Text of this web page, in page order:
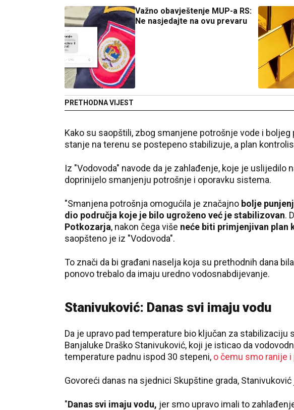
Važno obavještenje MUP-a RS:
Ne nasjedajte na ovu prevaru
PRETHODNA VIJEST
Kako su saopštili, zbog smanjene potrošnje vode i
stanje na terenu se postepeno stabilizuje, a plan
Iz "Vodovoda" navode da je zahlađenje, koje je uslijedilo
doprinijelo smanjenju potrošnje i oporavku sistema.
"Smanjena potrošnja omogućila je značajno bolje
dio područja koje je bilo ugroženo već je stabilizovan.
Potkozarja, nakon čega više neće biti primjenjivan plan
saopšteno je iz "Vodovoda".
To znači da bi građani naselja koja su prethodnih dana
ponovo trebalo da imaju uredno vodosnabdijevanje.
Stanivuković: Danas svi imaju vodu
Da je upravo pad temperature bio ključan za stabilizaciju
Banjaluke Draško Stanivuković, koji je isticao da
temperature padnu ispod 30 stepeni, o čemu smo ranije i
Govoreći danas na sjednici Skupštine grada,
"Danas svi imaju vodu, jer smo upravo imali to